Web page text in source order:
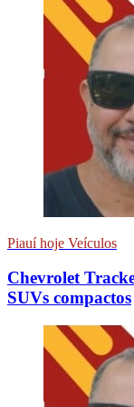
Piauí hoje Veículos
Chevrolet
SUVs compactos